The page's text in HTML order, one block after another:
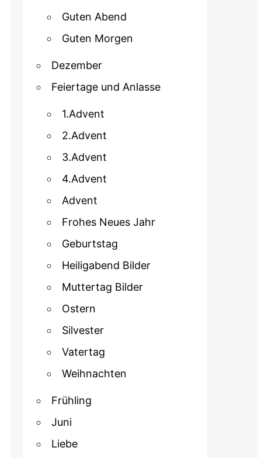
Guten Abend
Guten Morgen
Dezember
Feiertage und Anlasse
1.Advent
2.Advent
3.Advent
4.Advent
Advent
Frohes Neues Jahr
Geburtstag
Heiligabend Bilder
Muttertag Bilder
Ostern
Silvester
Vatertag
Weihnachten
Frühling
Juni
Liebe